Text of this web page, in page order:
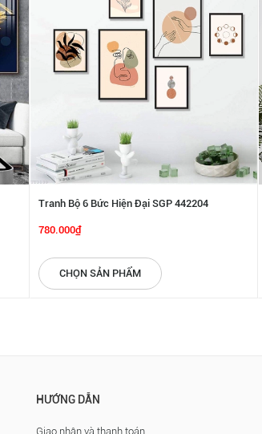
Tranh Bộ 6 Bức Hiện Đại SGP 442204
780.000₫
CHỌN SẢN PHẨM
HƯỚNG DẪN
Giao nhận và thanh toán